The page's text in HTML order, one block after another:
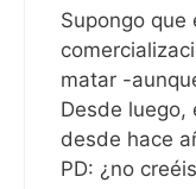
Supongo
matar -
Desde luego,
desde hace
PD: ¿no